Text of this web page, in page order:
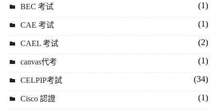
BEC 考试 (1)
CAE 考试 (1)
CAEL 考试 (2)
canvas代考 (1)
CELPIP考試 (34)
Cisco 認證 (1)